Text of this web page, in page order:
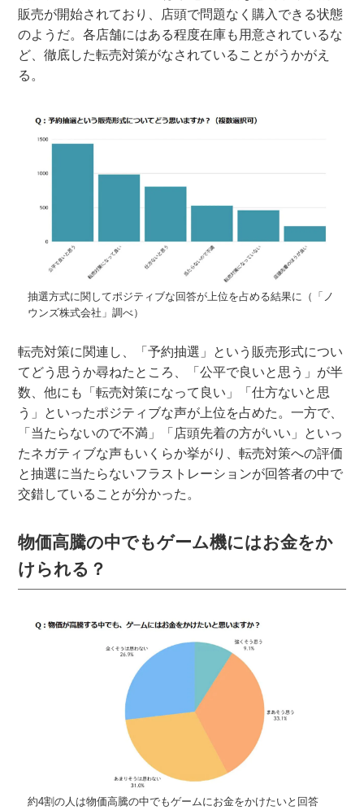
販売が開始されており、店頭で問題なく購入できる状態
のようだ。各店舗にはある程度在庫も用意されているな
ど、徹底した転売対策がなされていることがうかがえ
る。
抽選方式に関してポジティブな回答が上位を占める結果に（「ノ
ウンズ株式会社」調べ）
転売対策に関連し、「予約抽選」という販売形式につい
てどう思うか尋ねたところ、「公平で良いと思う」が半
数、他にも「転売対策になって良い」「仕方ないと思
う」といったポジティブな声が上位を占めた。一方で、
「当たらないので不満」「店頭先着の方がいい」といっ
たネガティブな声もいくらか挙がり、転売対策への評価
と抽選に当たらないフラストレーションが回答者の中で
交錯していることが分かった。
物価高騰の中でもゲーム機にはお金をか
けられる？
約4割の人は物価高騰の中でもゲームにお金をかけたいと回答